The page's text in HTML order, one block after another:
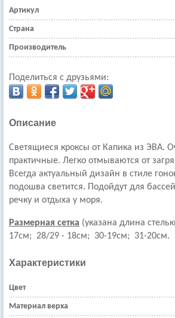
Артикул
Страна
Производитель
Поделиться с друзьями:
Описание
Светящиеся кроксы от Капика из ЭВА.
практичные. Легко отмываются от
Всегда актуальный дизайн в стиле
подошва светится. Подойдут для
речку и отдыха у моря.
Размерная сетка (указана длина
17см; 28/29 - 18см; 30-19см; 31-20см.
Характеристики
Цвет
Материал верха